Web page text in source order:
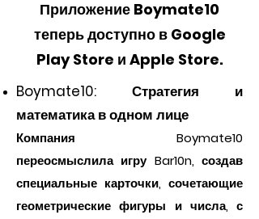
Приложение Boymate10
теперь доступно в Google
Play Store и Apple Store.
Boymate10: Стратегия и
математика в одном лице
Компания Boymate10
переосмыслила игру Bar10n, создав
специальные карточки, сочетающие
геометрические фигуры и числа, с